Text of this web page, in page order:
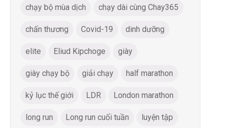
chạy bộ mùa dịch chạy dài cùng Chay365
chấn thương Covid-19 dinh dưỡng
elite Eliud Kipchoge giày
giày chạy bộ giải chạy half marathon
kỷ lục thế giới LDR London marathon
long run Long run cuối tuần luyện tập